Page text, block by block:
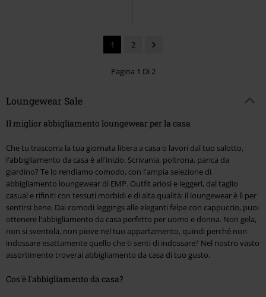
1 2
Pagina 1 Di 2
Loungewear Sale
Il miglior abbigliamento loungewear per la casa
Che tu trascorra la tua giornata libera a casa o lavori dal tuo salotto,
l'abbigliamento da casa è all'inizio. Scrivania, poltrona, panca da
giardino? Te lo rendiamo comodo, con l'ampia selezione di
abbigliamento loungewear di EMP. Outfit ariosi e leggeri, dal taglio
casual e rifiniti con tessuti morbidi e di alta qualità: il loungewear è lì per
sentirsi bene. Dai comodi leggings alle eleganti felpe con cappuccio, puoi
ottenere l'abbigliamento da casa perfetto per uomo e donna. Non gela,
non si sventola, non piove nel tuo appartamento, quindi perché non
indossare esattamente quello che ti senti di indossare? Nel nostro vasto
assortimento troverai abbigliamento da casa di tuo gusto.
Cos'è l'abbigliamento da casa?